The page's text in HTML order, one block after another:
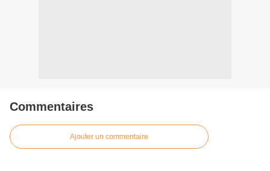
Commentaires
Ajouter un commentaire